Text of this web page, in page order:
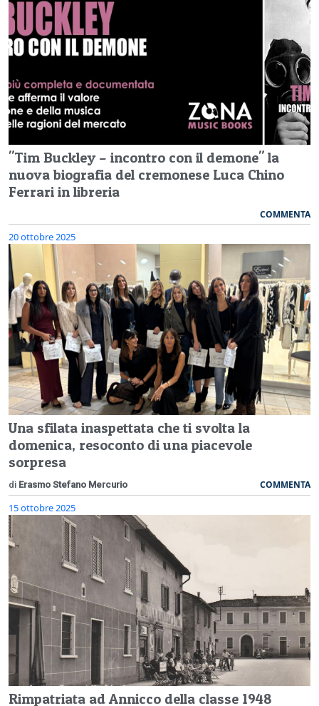
"Tim Buckley – incontro con il demone" la
nuova biografia del cremonese Luca Chino
Ferrari in libreria
COMMENTA
20 ottobre 2025
Una sfilata inaspettata che ti svolta la
domenica, resoconto di una piacevole
sorpresa
di Erasmo Stefano Mercurio COMMENTA
15 ottobre 2025
Rimpatriata ad Annicco della classe 1948